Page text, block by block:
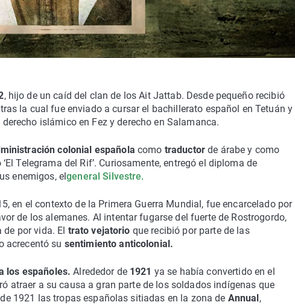
, hijo de un caíd del clan de los Ait Jattab. Desde pequeño recibió
la cual fue enviado a cursar el bachillerato español en Tetuán y
islámico en Fez y derecho en Salamanca.
colonial española como traductorde árabe y como
Telegrama del Rif’. Curiosamente, entregó el diploma de
enemigos, elgeneral Silvestre.
en el contexto de la Primera Guerra Mundial, fue encarcelado por
de los alemanes. Al intentar fugarse del fuerte de Rostrogordo,
por vida. El trato vejatorio que recibió por parte de las
acrecentó su sentimiento anticolonial.
los españoles. Alrededor de 1921 ya se había convertido en el
atraer a su causa a gran parte de los soldados indígenas que
1921 las tropas españolas sitiadas en la zona de Annual ,